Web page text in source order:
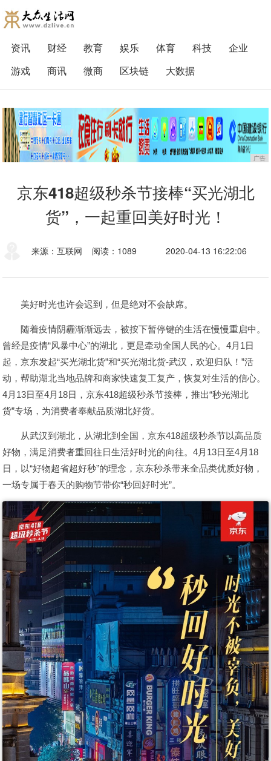
资讯 财经 教育 娱乐 体育 科技
企业
游戏
商讯 微商 区块链 大数据
广告
京东418超级秒杀节接棒“买光湖北
货”，一起重回美好时光！
来源：互联网 阅读：1089 2020-04-13 16:22:06
美好时光也许会迟到，但是绝对不会缺席。
随着疫情阴霾渐渐远去，被按下暂停键的生活在慢慢重启中。
曾经是疫情“风暴中心”的湖北，更是牵动全国人民的心。4月1日
起，京东发起“买光湖北货”和“买光湖北货-武汉，欢迎归队！”活
动，帮助湖北当地品牌和商家快速复工复产，恢复对生活的信心。
4月13日至4月18日，京东418超级秒杀节接棒，推出“秒光湖北
货”专场，为消费者奉献品质湖北好货。
从武汉到湖北，从湖北到全国，京东418超级秒杀节以高品质
好物，满足消费者重回往日生活好时光的向往。4月13日至4月18
日，以“好物超省超好秒”的理念，京东秒杀带来全品类优质好物，
一场专属于春天的购物节带你“秒回好时光”。